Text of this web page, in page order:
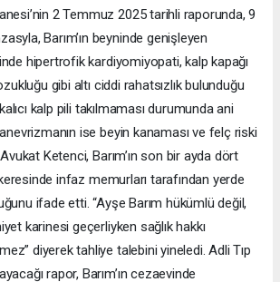
2 Temmuz 2025 tarihli raporunda, 9
Barım’ın beyninde genişleyen
hipertrofik kardiyomiyopati, kalp kapağı
gibi altı ciddi rahatsızlık bulunduğu
kalp pili takılmaması durumunda ani
ise beyin kanaması ve felç riski
Ketenci, Barım’ın son bir ayda dört
keresinde infaz memurları tarafından yerde
ifade etti. “Ayşe Barım hükümlü değil,
karinesi geçerliyken sağlık hakkı
diyerek tahliye talebini yineledi. Adli Tıp
rapor, Barım’ın cezaevinde